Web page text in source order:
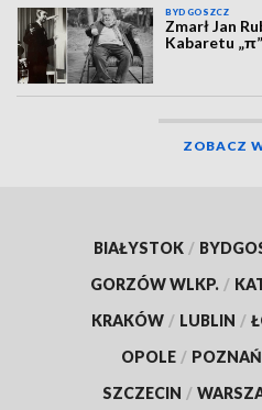
BYDGOSZCZ
Zmarł Jan
Kabaretu
ZOBACZ
BIAŁYSTOK /
GORZÓW WLKP. /
KRAKÓW / LUBLIN /
OPOLE / POZNAŃ
SZCZECIN /